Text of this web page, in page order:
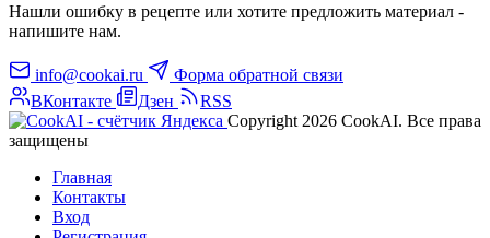
Нашли ошибку в рецепте или хотите предложить материал -
напишите нам.
info@cookai.ru
Форма обратной связи
ВКонтакте
Дзен
RSS
Copyright 2026 CookAI. Все права
защищены
Главная
Контакты
Вход